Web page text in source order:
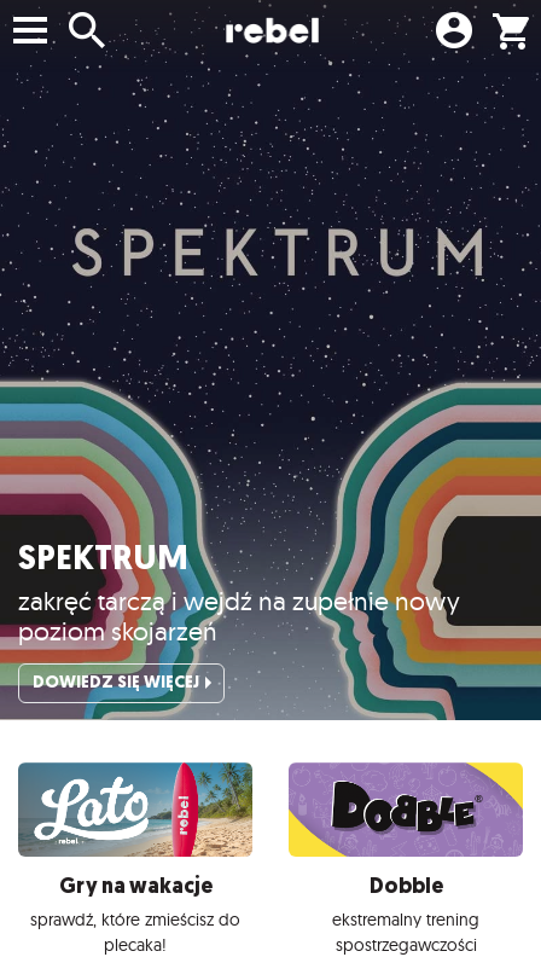
SPEKTRUM
zakręć tarczą i wejdź na zupełnie nowy
poziom skojarzeń
DOWIEDZ SIĘ WIĘCEJ
Gry na wakacje
sprawdź, które zmieścisz do
plecaka!
Dobble
ekstremalny trening
spostrzegawczości